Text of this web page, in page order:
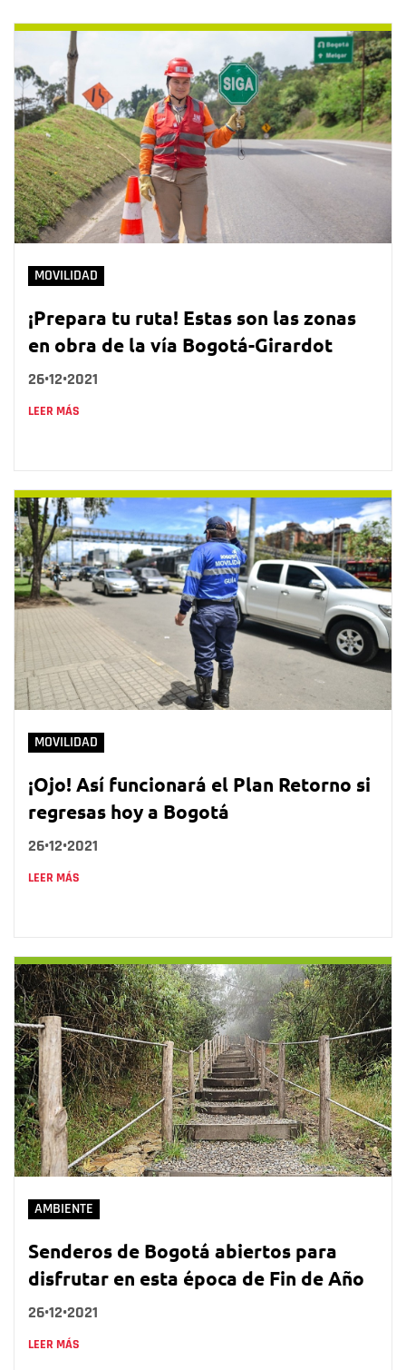
MOVILIDAD
¡Prepara tu ruta! Estas son las zonas
en obra de la vía Bogotá-Girardot
26•12•2021
LEER MÁS
MOVILIDAD
¡Ojo! Así funcionará el Plan Retorno si
regresas hoy a Bogotá
26•12•2021
LEER MÁS
AMBIENTE
Senderos de Bogotá abiertos para
disfrutar en esta época de Fin de Año
26•12•2021
LEER MÁS